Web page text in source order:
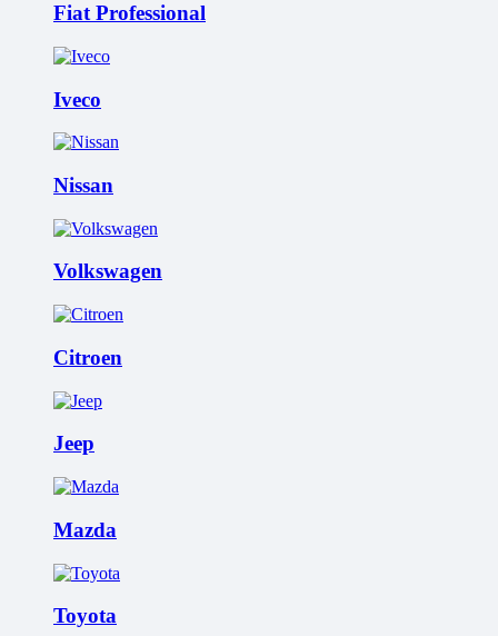
Fiat Professional
Iveco
Nissan
Volkswagen
Citroen
Jeep
Mazda
Toyota